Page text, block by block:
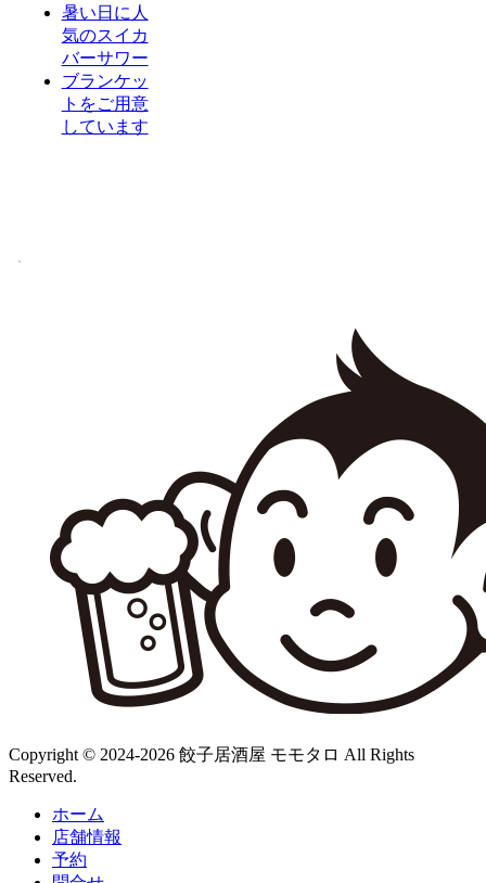
暑い日に人
気のスイカ
バーサワー
ブランケッ
トをご用意
しています
Copyright © 2024-2026 餃子居酒屋 モモタロ All Rights
Reserved.
ホーム
店舗情報
予約